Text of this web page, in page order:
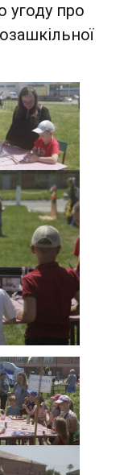
угоду про